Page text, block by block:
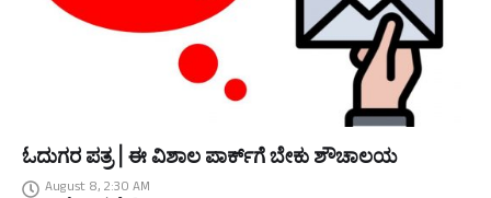
ಓದುಗರ ಪತ್ರ | ಈ ವಿಶಾಲ ಪಾರ್ಕ್‌ಗೆ ಬೇಕು ಶೌಚಾಲಯ
August 8, 2:30 AM